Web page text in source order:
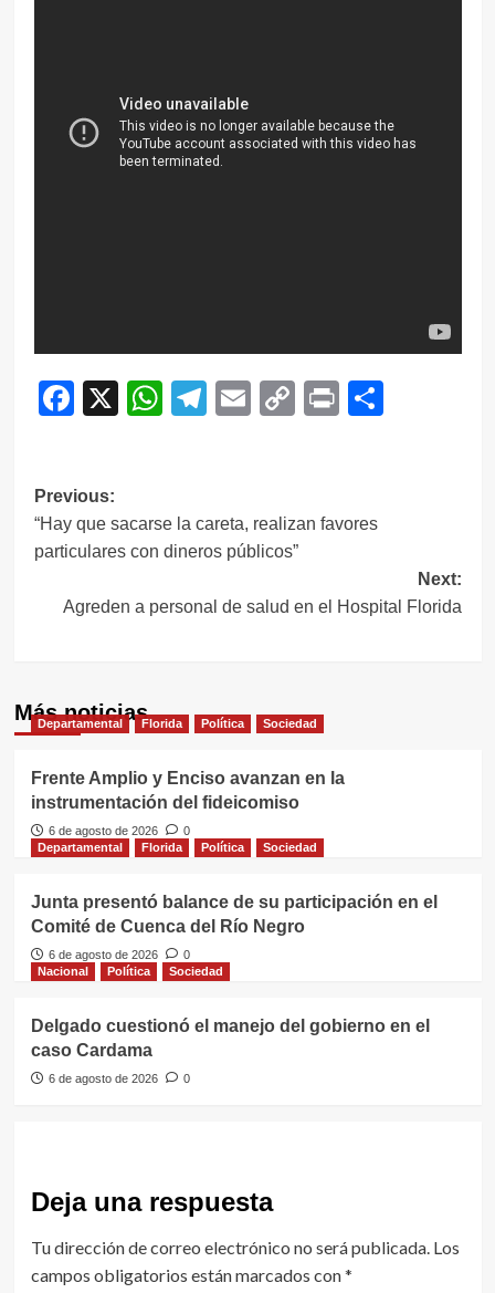
Facebook
X WhatsApp
Telegram
EmailCopy
Print
Navegación
de
entradas
Previous:
“Hay que sacarse la careta, realizan favores
particulares con dineros públicos”
Next:
Agreden a personal de salud en el Hospital Florida
Más noticias
Departamental Florida Política Sociedad
Frente Amplio y Enciso avanzan en la
instrumentación del fideicomiso
6 de agosto de 2026
0
Departamental
Florida Política Sociedad
Junta presentó balance de su participación en el
Comité de Cuenca del Río Negro
6 de agosto de 2026
0
Nacional
Política Sociedad
Delgado cuestionó el manejo del gobierno en el
caso Cardama
6 de agosto de 2026 0
Deja una respuesta
Tu dirección de correo electrónico no será publicada. Los
campos obligatorios están marcados con*